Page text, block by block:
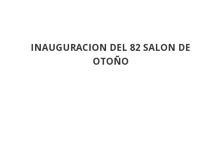
INAUGURACION DEL 82 SALON DE
OTOÑO